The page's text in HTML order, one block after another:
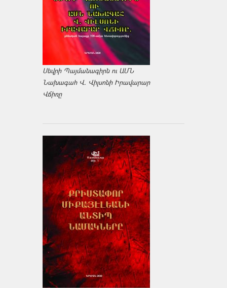
Սեվրի Պայմանագիրն ու ԱՄՆ
Նախագահ Վ. Վիլսոնի Իրավարար
Վճիռը